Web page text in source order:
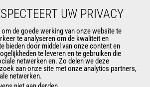
and Conditions of Sale
UW PRIVACY
de goede werking van onze website te
te analyseren om de kwaliteit en
bieden door middel van onze content en
te leveren en te gebruiken die
netwerken en. Zo delen we deze
aan onze site met onze analytics partners,
netwerken.